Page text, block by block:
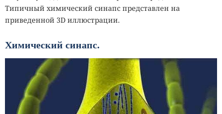
Типичный химический синапс представлен на
приведенной 3D иллюстрации.
Химический синапс.